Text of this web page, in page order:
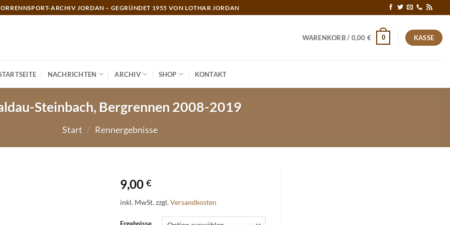
ARCHIV JORDAN – GEGRÜNDET 1955 VON LOTHAR JORDAN
WARENKORB / 0,00 € 0 KASSE
NACHRICHTEN ARCHIV SHOP KONTAKT
Steinbach, Bergrennen 2008-2019
Start / Rennergebnisse
9,00 €
inkl. MwSt.zzgl.Versandkosten
Ergebnisse